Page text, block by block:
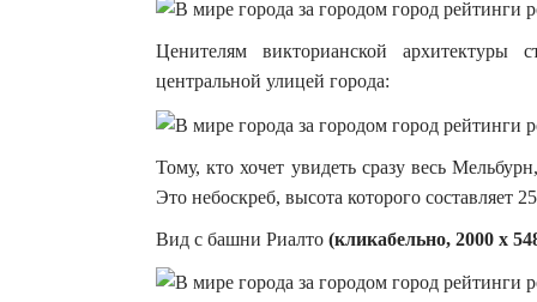
Ценителям викторианской архитектуры
центральной улицей города:
Тому, кто хочет увидеть сразу весь
Это небоскреб, высота которого составляет
Вид с башни Риалто (кликабельно, 2000 х